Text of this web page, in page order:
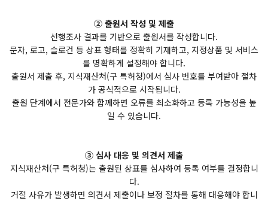
② 출원서 작성 및 제출
선행조사 결과를 기반으로 출원서를 작성합니다.
문자, 로고, 슬로건 등 상표 형태를 정확히 기재하고, 지정상품 및 서비스
를 명확하게 설정해야 합니다.
출원서 제출 후, 지식재산처(구 특허청)에서 심사 번호를 부여받아 절차
가 공식적으로 시작됩니다.
출원 단계에서 전문가와 함께하면 오류를 최소화하고 등록 가능성을 높
일 수 있습니다.
③ 심사 대응 및 의견서 제출
지식재산처(구 특허청)는 출원된 상표를 심사하여 등록 여부를 결정합니
다.
거절 사유가 발생하면 의견서 제출이나 보정 절차를 통해 대응해야 합니